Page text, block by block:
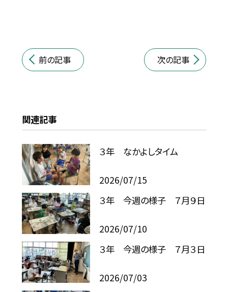
前の記事 次の記事
関連記事
３年 なかよしタイム
2026/07/15
３年 今週の様子 ７月９日
2026/07/10
３年 今週の様子 ７月３日
2026/07/03